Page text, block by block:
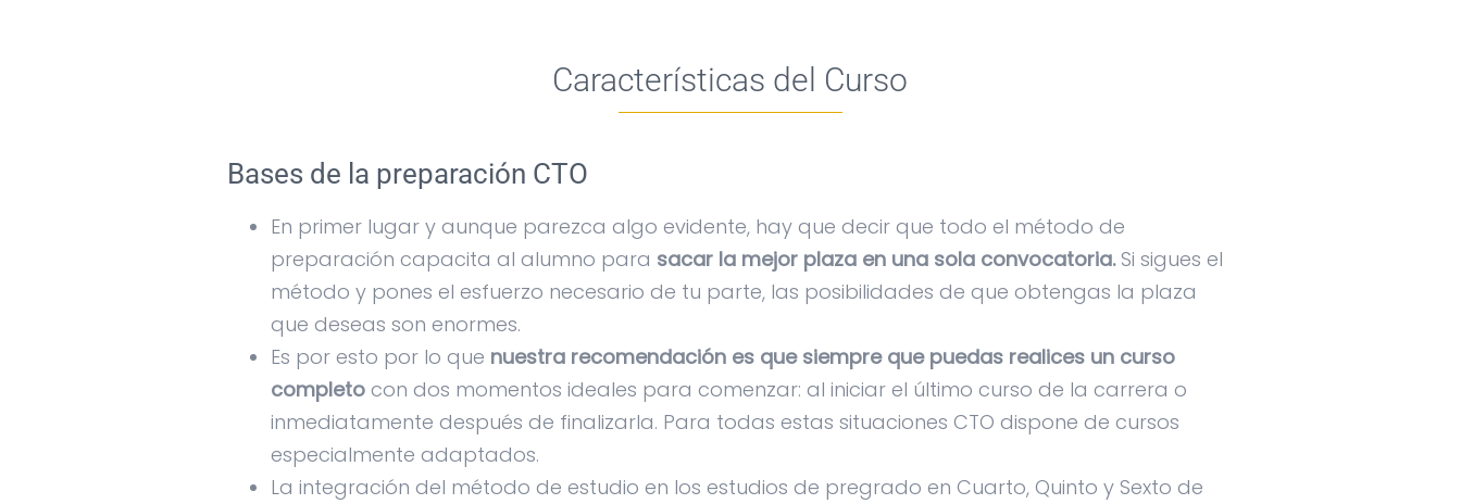
Características del Curso
Bases de la preparación CTO
En primer lugar y aunque parezca algo evidente, hay que decir que todo el método de
preparación capacita al alumno para sacar la mejor plaza en una sola convocatoria.Si sigues el
método y pones el esfuerzo necesario de tu parte, las posibilidades de que obtengas la plaza
que deseas son enormes.
Es por esto por lo que nuestra recomendación es que siempre que puedas realices un curso
completo con dos momentos ideales para comenzar: al iniciar el último curso de la carrera o
inmediatamente después de finalizarla. Para todas estas situaciones CTO dispone de cursos
especialmente adaptados.
La integración del método de estudio en los estudios de pregrado en Cuarto, Quinto y Sexto de